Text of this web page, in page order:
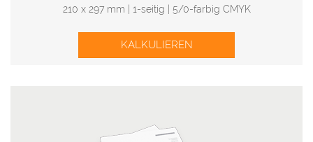
210 x 297 mm | 1-seitig | 5/0-farbig CMYK
KALKULIEREN